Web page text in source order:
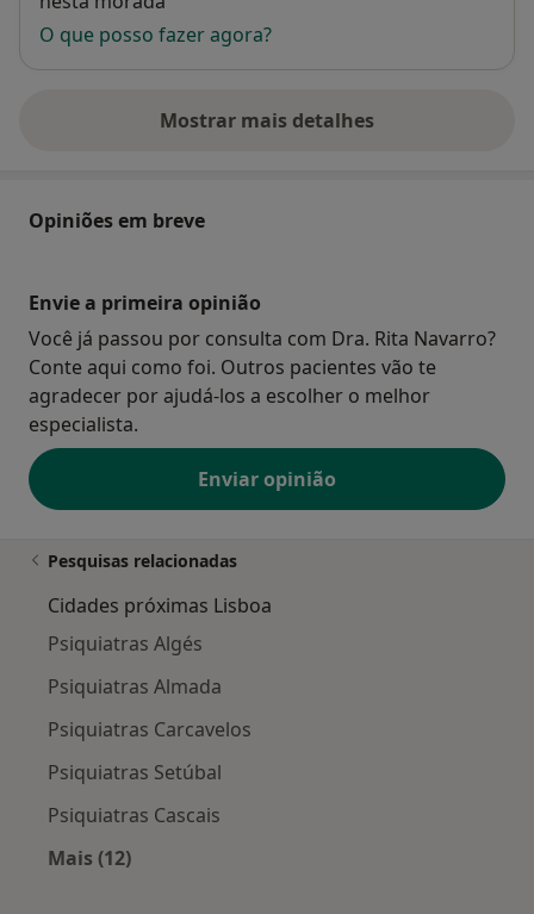
O que posso fazer agora?
Mostrar mais detalhes
sobre o endereço
Opiniões em breve
Envie a primeira opinião
Você já passou por consulta com Dra. Rita Navarro?
Conte aqui como foi. Outros pacientes vão te
agradecer por ajudá-los a escolher o melhor
especialista.
Enviar opinião
Pesquisas relacionadas
Cidades próximas Lisboa
Psiquiatras Algés
Psiquiatras Almada
Psiquiatras Carcavelos
Psiquiatras Setúbal
Psiquiatras Cascais
Mais (12)